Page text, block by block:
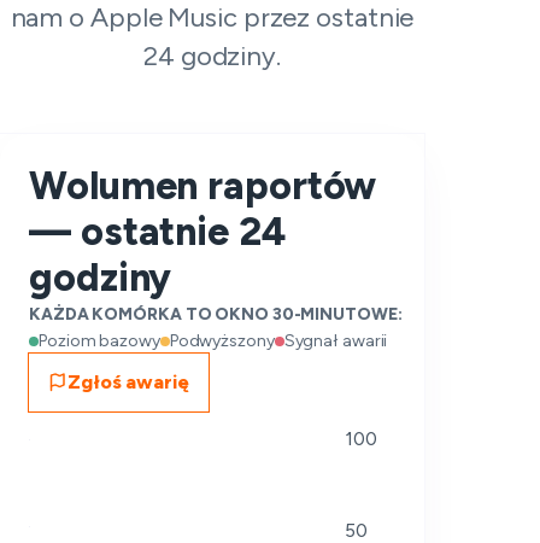
nam o Apple Music przez ostatnie
24 godziny.
Wolumen raportów
— ostatnie 24
godziny
KAŻDA KOMÓRKA TO OKNO 30-MINUTOWE:
Poziom bazowy Podwyższony Sygnał awarii
Zgłoś awarię
100
50